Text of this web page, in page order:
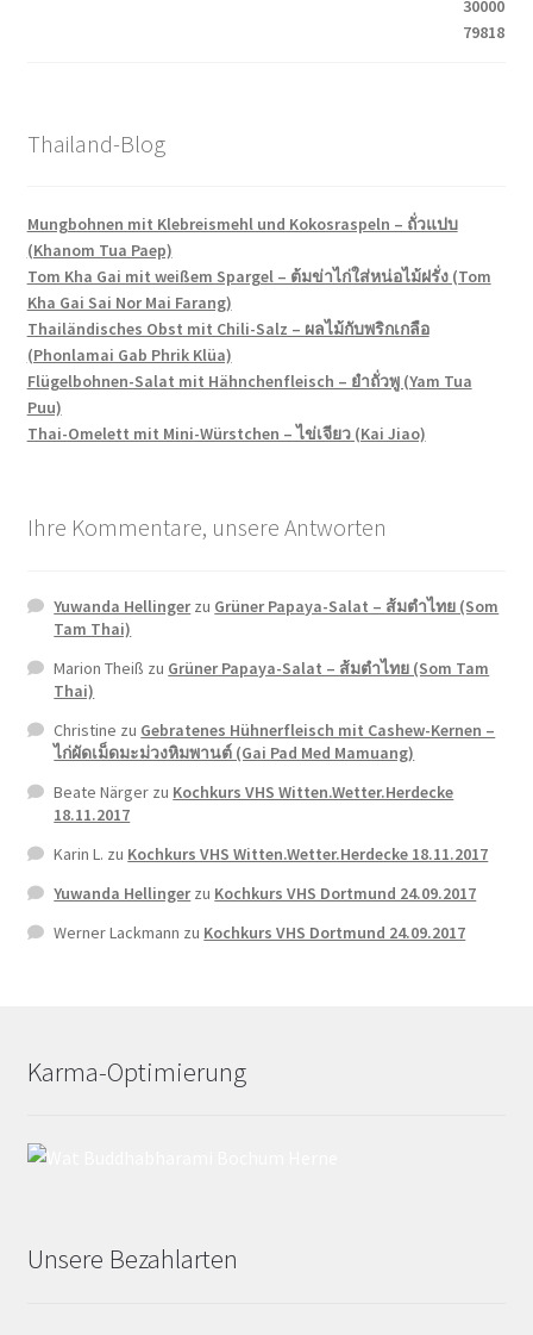
Thailand-Blog
Mungbohnen mit Klebreismehl und Kokosraspeln – ถั่วแปบ
(Khanom Tua Paep)
Tom Kha Gai mit weißem Spargel – ต้มข่าไก่ใส่หน่อไม้ฝรั่ง (Tom
Kha Gai Sai Nor Mai Farang)
Thailändisches Obst mit Chili-Salz – ผลไม้กับพริกเกลือ
(Phonlamai Gab Phrik Klüa)
Flügelbohnen-Salat mit Hähnchenfleisch – ยำถั่วพู (Yam Tua
Puu)
Thai-Omelett mit Mini-Würstchen – ไข่เจียว (Kai Jiao)
Ihre Kommentare, unsere Antworten
Yuwanda Hellingerzu Grüner Papaya-Salat – ส้มตำไทย (Som
Tam Thai)
Marion Theiß zu Grüner Papaya-Salat – ส้มตำไทย (Som Tam
Thai)
Christine zu Gebratenes Hühnerfleisch mit Cashew-Kernen –
ไก่ผัดเม็ดมะม่วงหิมพานต์ (Gai Pad Med Mamuang)
Beate Närger zu Kochkurs VHS Witten.Wetter.Herdecke
18.11.2017
Karin L. zu Kochkurs VHS Witten.Wetter.Herdecke 18.11.2017
Yuwanda Hellingerzu Kochkurs VHS Dortmund 24.09.2017
Werner Lackmann zu Kochkurs VHS Dortmund 24.09.2017
Karma-Optimierung
Unsere Bezahlarten